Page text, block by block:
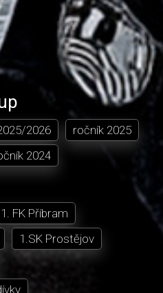
2026 ročník 2025
2024
1. FK Příbram
1.SK Prostějov